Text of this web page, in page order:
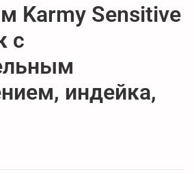
Karmy Sensitive
с
индейка,